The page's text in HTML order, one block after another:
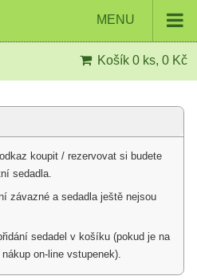
MENU
Košík 0 ks, 0 Kč
koupit / rezervovat si budete
sedadla.
závazné a sedadla ještě nejsou
sedadel v košíku (pokud je na
on-line vstupenek).